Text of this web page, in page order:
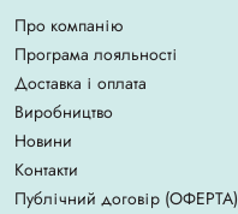
Про компанію
Програма лояльності
Доставка і оплата
Виробництво
Новини
Контакти
Публічний договір (ОФЕРТА)